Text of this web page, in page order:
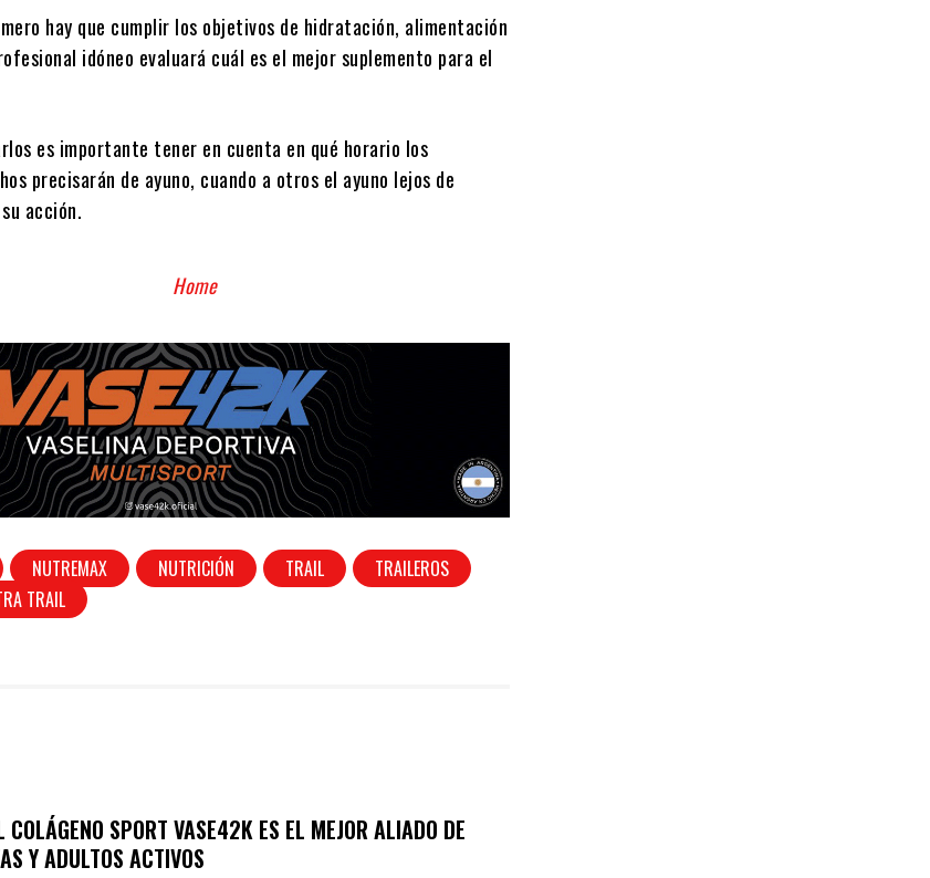
hay que cumplir los objetivos de hidratación, alimentación
idóneo evaluará cuál es el mejor suplemento para el
es importante tener en cuenta en qué horario los
precisarán de ayuno, cuando a otros el ayuno lejos de
acción.
Home
NUTREMAX NUTRICIÓN TRAIL
TRAILEROS
TRAIL
COLÁGENO SPORT VASE42K ES EL MEJOR ALIADO DE
Y ADULTOS ACTIVOS